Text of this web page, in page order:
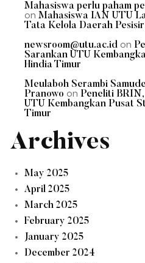
Mahasiswa perlu paham
on Mahasiswa IAN UTU
Tata Kelola Daerah
newsroom@utu.ac.id on
Sarankan UTU
Hindia Timur
Meulaboh Serambi
Pranowo on Peneliti
UTU Kembangkan Pusat
Timur
Archives
May 2025
April 2025
March 2025
February 2025
January 2025
December 2024